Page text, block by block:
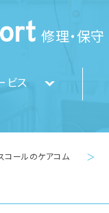
修理・保守
ビス
コールのケアコム ＞